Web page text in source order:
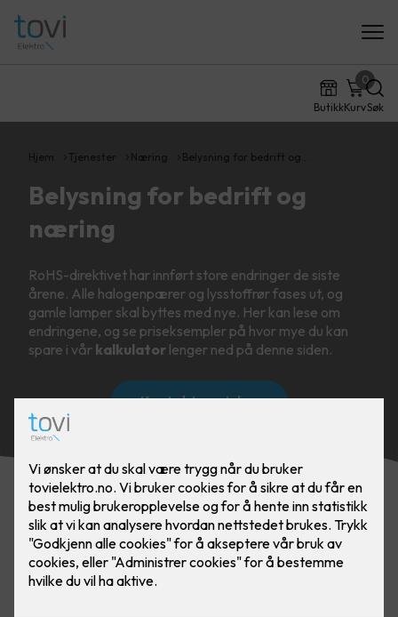
ButikkKurv
0
Søk
Hjem Tjenester Næring Belysning for bedrift og…
Belysning for bedrift og
næring
RoHS-direktivet har innført store endringer de siste
årene. Alle halogenpærer og lysstoffrør fases ut, og
gamle lamper skal byttes med nye. Her kan lese om
endringene, og se priseksempler på hvor mye du kan
spare i vår kalkulator lenger ned på denne siden.
Kontakt oss i dag